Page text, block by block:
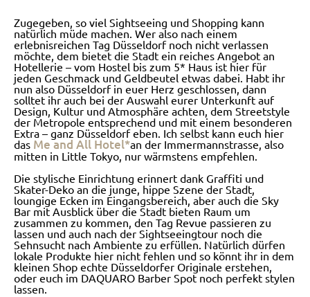
Zugegeben, so viel Sightseeing und Shopping kann
natürlich müde machen. Wer also nach einem
erlebnisreichen Tag Düsseldorf noch nicht verlassen
möchte, dem bietet die Stadt ein reiches Angebot an
Hotellerie – vom Hostel bis zum 5* Haus ist hier für
jeden Geschmack und Geldbeutel etwas dabei. Habt ihr
nun also Düsseldorf in euer Herz geschlossen, dann
solltet ihr auch bei der Auswahl eurer Unterkunft auf
Design, Kultur und Atmosphäre achten, dem Streetstyle
der Metropole entsprechend und mit einem besonderen
Extra – ganz Düsseldorf eben. Ich selbst kann euch hier
das Me and All Hotel*an der Immermannstrasse, also
mitten in Little Tokyo, nur wärmstens empfehlen.
Die stylische Einrichtung erinnert dank Graffiti und
Skater-Deko an die junge, hippe Szene der Stadt,
loungige Ecken im Eingangsbereich, aber auch die Sky
Bar mit Ausblick über die Stadt bieten Raum um
zusammen zu kommen, den Tag Revue passieren zu
lassen und auch nach der Sightseeingtour noch die
Sehnsucht nach Ambiente zu erfüllen. Natürlich dürfen
lokale Produkte hier nicht fehlen und so könnt ihr in dem
kleinen Shop echte Düsseldorfer Originale erstehen,
oder euch im DAQUARO Barber Spot noch perfekt stylen
lassen.